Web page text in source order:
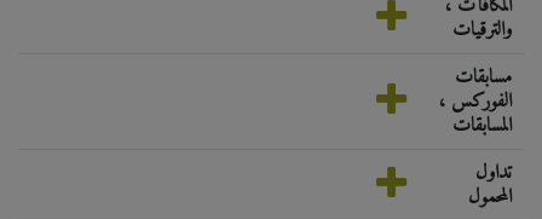
والترقيات
مسابقات
الفوركس ،
المسابقات
تداول
المحمول